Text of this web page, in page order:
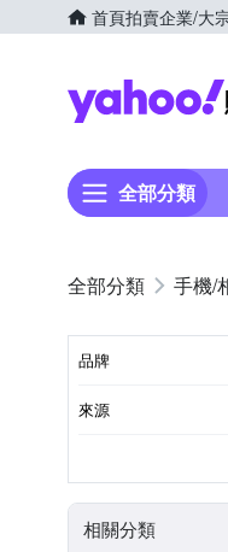
首頁拍賣企業/大
全部分類
手機/
品牌
來源
相關分類